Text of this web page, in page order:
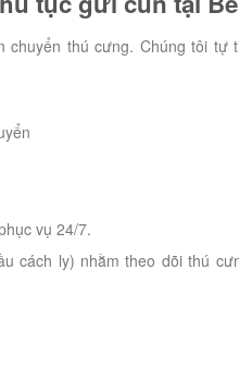
thú cưng. Chúng tôi tự
vụ 24/7.
cách ly) nhằm theo dõi thú